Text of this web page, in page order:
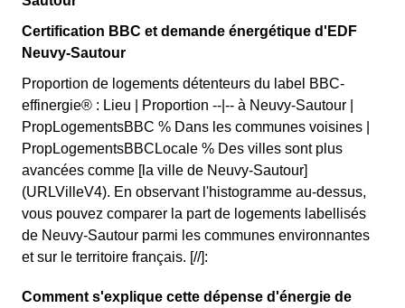
Certification BBC et demande énergétique d'EDF
Neuvy-Sautour
Proportion de logements détenteurs du label BBC-
effinergie® : Lieu | Proportion --|-- à Neuvy-Sautour |
PropLogementsBBC % Dans les communes voisines |
PropLogementsBBCLocale % Des villes sont plus
avancées comme [la ville de Neuvy-Sautour]
(URLVilleV4). En observant l'histogramme au-dessus,
vous pouvez comparer la part de logements labellisés
de Neuvy-Sautour parmi les communes environnantes
et sur le territoire français. [//]:
Comment s'explique cette dépense d'énergie de